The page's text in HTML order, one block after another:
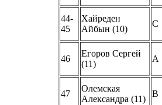
44-
45
Хайреден
Айбын (10)
С
46
Егоров Сергей
(11)
A
47
Олемская
Александра (11)
B